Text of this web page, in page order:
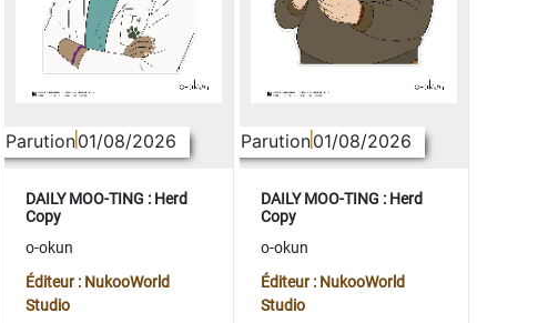
Parution01/08/2026
DAILY MOO-TING : Herd
Copy
o-okun
Éditeur : NukooWorld
Studio
Parution01/08/2026
DAILY MOO-TING : Herd
Copy
o-okun
Éditeur : NukooWorld
Studio